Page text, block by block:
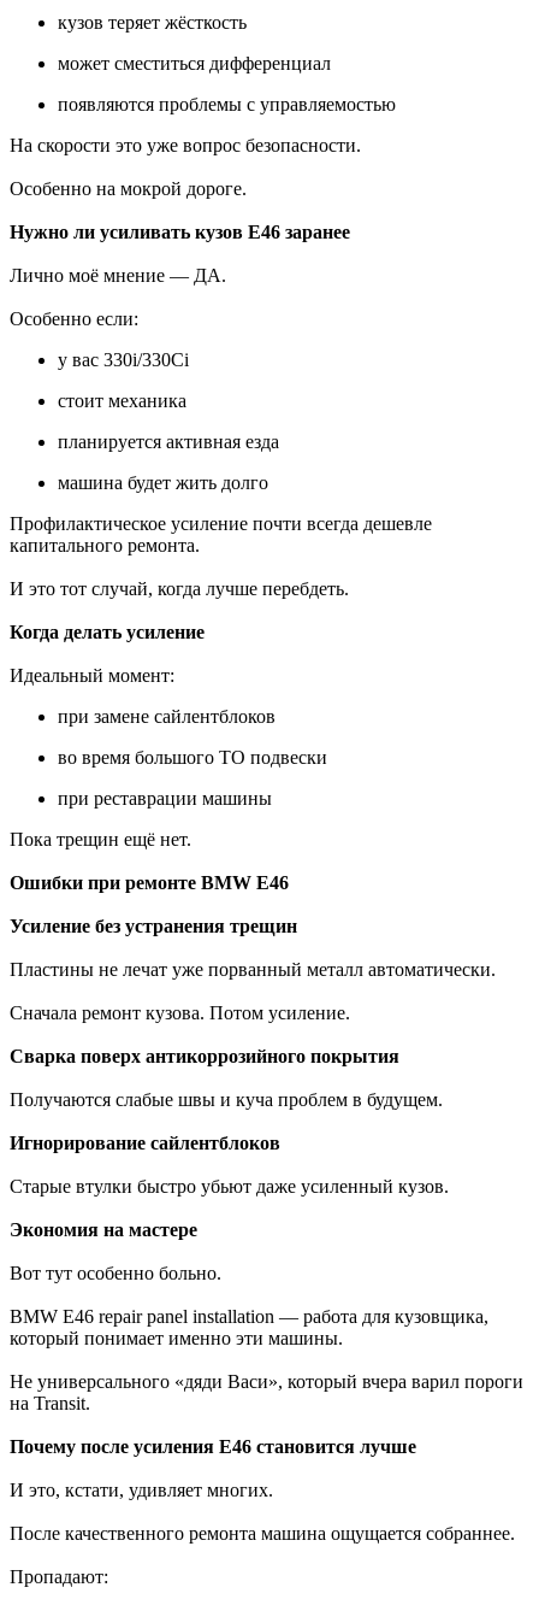
кузов теряет жёсткость
может сместиться дифференциал
появляются проблемы с управляемостью
На скорости это уже вопрос безопасности.
Особенно на мокрой дороге.
Нужно ли усиливать кузов E46 заранее
Лично моё мнение — ДА.
Особенно если:
у вас 330i/330Ci
стоит механика
планируется активная езда
машина будет жить долго
Профилактическое усиление почти всегда дешевле
капитального ремонта.
И это тот случай, когда лучше перебдеть.
Когда делать усиление
Идеальный момент:
при замене сайлентблоков
во время большого ТО подвески
при реставрации машины
Пока трещин ещё нет.
Ошибки при ремонте BMW E46
Усиление без устранения трещин
Пластины не лечат уже порванный металл автоматически.
Сначала ремонт кузова. Потом усиление.
Сварка поверх антикоррозийного покрытия
Получаются слабые швы и куча проблем в будущем.
Игнорирование сайлентблоков
Старые втулки быстро убьют даже усиленный кузов.
Экономия на мастере
Вот тут особенно больно.
BMW E46 repair panel installation — работа для кузовщика,
который понимает именно эти машины.
Не универсального «дяди Васи», который вчера варил пороги
на Transit.
Почему после усиления E46 становится лучше
И это, кстати, удивляет многих.
После качественного ремонта машина ощущается собраннее.
Пропадают: